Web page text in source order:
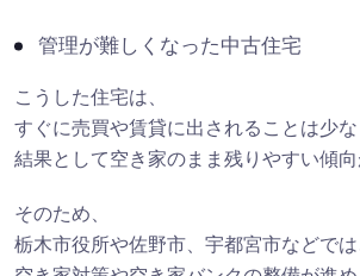
管理が難しくなった中古住宅
こうした住宅は、
すぐに売買や賃貸に出されることは少な
結果として空き家のまま残りやすい傾向
そのため、
栃木市役所や佐野市、宇都宮市などでは